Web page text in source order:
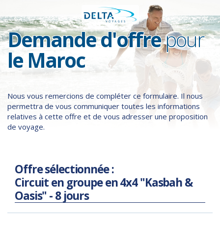
Demande d'offrepour
le Maroc
Nous vous remercions de compléter ce formulaire. Il nous
permettra de vous communiquer toutes les informations
relatives à cette offre et de vous adresser une proposition
de voyage.
Offre sélectionnée :
Circuit en groupe en 4x4 "Kasbah &
Oasis" - 8 jours